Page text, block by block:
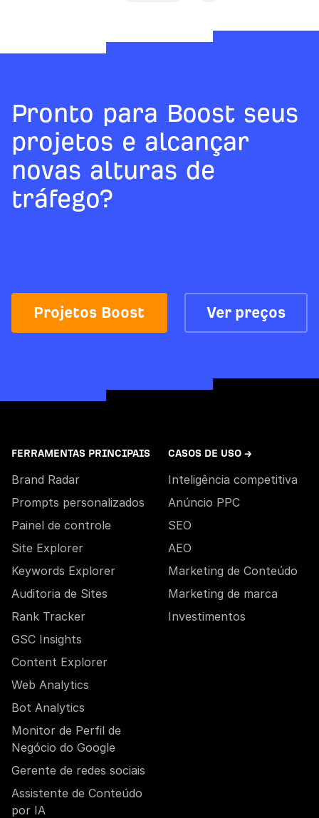
Pronto para Boost seus
projetos e alcançar
novas alturas de
tráfego?
Projetos Boost Ver preços
FERRAMENTAS PRINCIPAIS
Brand Radar
Prompts personalizados
Painel de controle
Site Explorer
Keywords Explorer
Auditoria de Sites
Rank Tracker
GSC Insights
Content Explorer
Web Analytics
Bot Analytics
Monitor de Perfil de
Negócio do Google
Gerente de redes sociais
Assistente de Conteúdo
por IA
CASOS DE USO →
Inteligência competitiva
Anúncio PPC
SEO
AEO
Marketing de Conteúdo
Marketing de marca
Investimentos